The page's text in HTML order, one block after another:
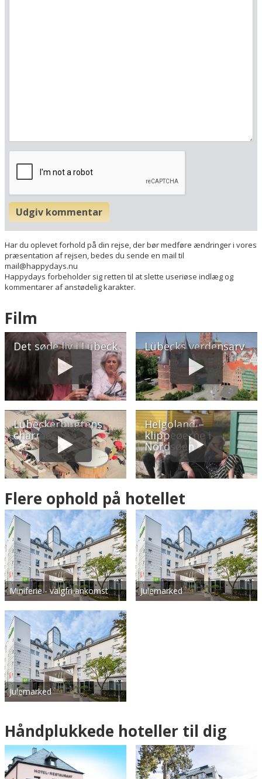
Udgiv kommentar
Har du oplevet forhold på din rejse, der bør medføre ændringer i vores
præsentation af rejsen, bedes du sende en mail til
mail@happydays.nu
Happydays forbeholder sig retten til at slette useriøse indlæg og
kommentarer af anstødelig karakter.
Film
Det søde liv i Lübeck Lübecks verdensarv
Lübeckerbugtens
charme
Helgoland –
klippeøerne i
Nordsøen
Flere ophold på hotellet
Miniferie - valgfri ankomst Julemarked
Julemarked
Håndplukkede hoteller til dig